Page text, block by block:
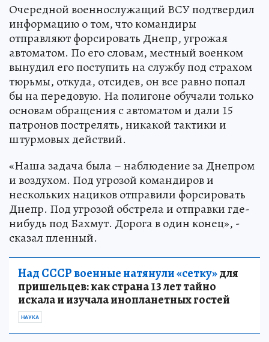
Очередной военнослужащий ВСУ подтвердил
информацию о том, что командиры
отправляют форсировать Днепр, угрожая
автоматом. По его словам, местный военком
вынудил его поступить на службу под страхом
тюрьмы, откуда, отсидев, он все равно попал
бы на передовую. На полигоне обучали только
основам обращения с автоматом и дали 15
патронов пострелять, никакой тактики и
штурмовых действий.
«Наша задача была – наблюдение за Днепром
и воздухом. Под угрозой командиров и
нескольких нациков отправили форсировать
Днепр. Под угрозой обстрела и отправки где-
нибудь под Бахмут. Дорога в один конец», -
сказал пленный.
Над СССР военные натянули «сетку»для
пришельцев: как страна 13 лет тайно
искала и изучала инопланетных гостей
НАУКА